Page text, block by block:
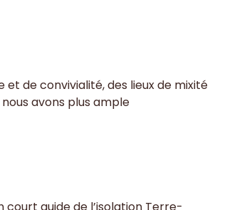
et de convivialité, des lieux de mixité
avons plus ample
guide de l’isolation Terre-